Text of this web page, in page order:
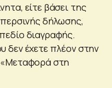
είτε βάσει της
περσινής δήλωσης,
διαγραφής.
δεν έχετε πλέον στην
«Μεταφορά στη